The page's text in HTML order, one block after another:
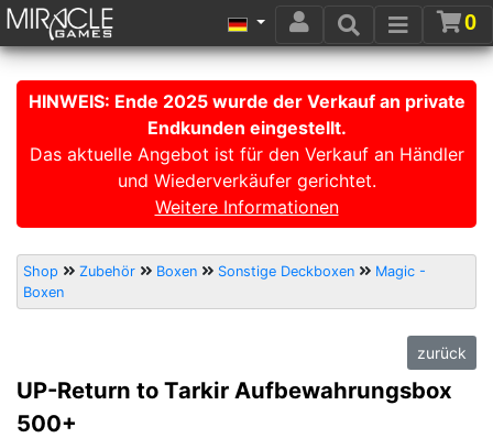
0
HINWEIS: Ende 2025 wurde der Verkauf an private
Endkunden eingestellt.
Das aktuelle Angebot ist für den Verkauf an Händler
und Wiederverkäufer gerichtet.
Weitere Informationen
Shop Zubehör Boxen Sonstige Deckboxen
Magic -
Boxen
zurück
UP-Return to Tarkir Aufbewahrungsbox
500+